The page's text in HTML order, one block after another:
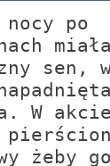
po
sen,
W
żeby